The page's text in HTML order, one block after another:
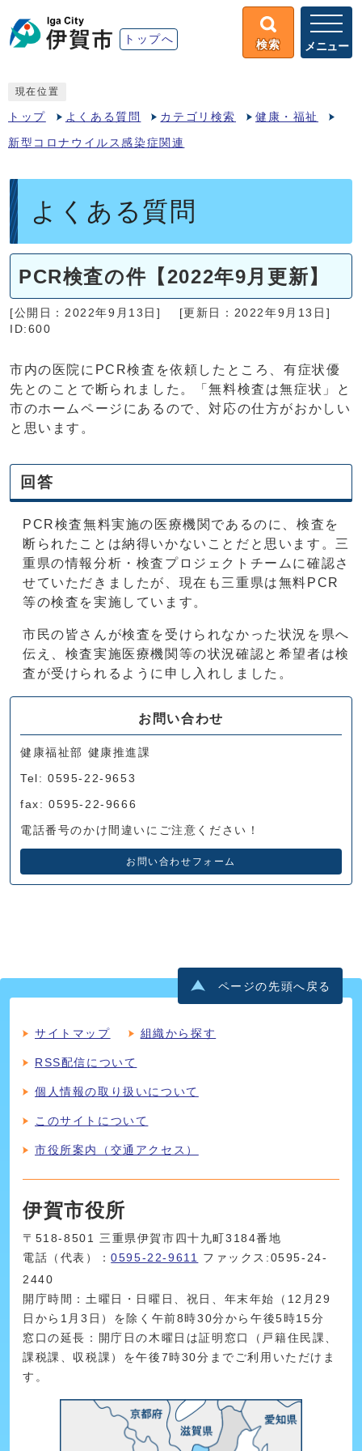
トップへ 検索 メニュー
現在位置
トップ よくある質問 カテゴリ検索 健康・福祉
新型コロナウイルス感染症関連
よくある質問
PCR検査の件【2022年9月更新】
[公開日：2022年9月13日]
[更新日：2022年9月13日]
ID:600
市内の医院にPCR検査を依頼したところ、有症状優
先とのことで断られました。「無料検査は無症状」と
市のホームページにあるので、対応の仕方がおかしい
と思います。
回答
PCR検査無料実施の医療機関であるのに、検査を
断られたことは納得いかないことだと思います。三
重県の情報分析・検査プロジェクトチームに確認さ
せていただきましたが、現在も三重県は無料PCR
等の検査を実施しています。
市民の皆さんが検査を受けられなかった状況を県へ
伝え、検査実施医療機関等の状況確認と希望者は検
査が受けられるように申し入れしました。
お問い合わせ
健康福祉部 健康推進課
Tel: 0595-22-9653
fax: 0595-22-9666
電話番号のかけ間違いにご注意ください！
お問い合わせフォーム
ページの先頭へ戻る
サイトマップ 組織から探す
RSS配信について
個人情報の取り扱いについて
このサイトについて
市役所案内（交通アクセス）
伊賀市役所
〒518-8501 三重県伊賀市四十九町3184番地
電話（代表）：0595-22-9611
ファックス:0595-24-
2440
開庁時間：土曜日・日曜日、祝日、年末年始（12月29
日から1月3日）を除く午前8時30分から午後5時15分
窓口の延長：開庁日の木曜日は証明窓口（戸籍住民課、
課税課、収税課）を午後7時30分までご利用いただけま
す。